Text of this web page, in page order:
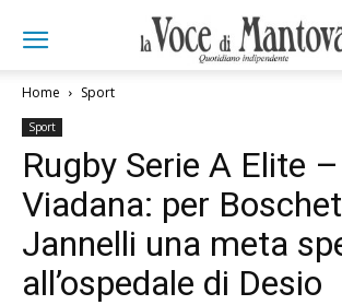
Home Sport
Sport
Rugby Serie A Elite –
Viadana: per
Jannelli una meta
all’ospedale di Desio